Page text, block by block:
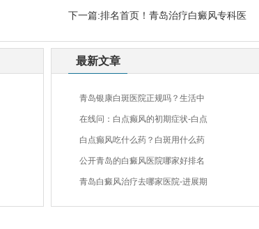
下一篇:排名首页！青岛治疗白癜风专科医
最新文章
青岛银康白斑医院正规吗？生活中
在线问：白点癫风的初期症状-白点
白点癫风吃什么药？白斑用什么药
公开青岛的白癜风医院哪家好排名
青岛白癜风治疗去哪家医院-进展期